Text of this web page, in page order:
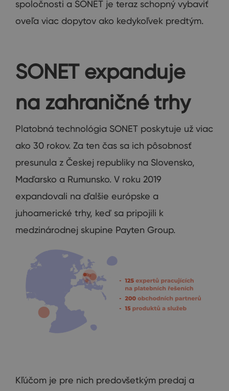
spoločnosti a SONET je teraz schopný vybaviť
oveľa viac dopytov ako kedykoľvek predtým.
SONET expanduje
na zahraničné trhy
Platobná technológia SONET poskytuje už viac
ako 30 rokov. Za ten čas sa ich pôsobnosť
presunula z Českej republiky na Slovensko,
Maďarsko a Rumunsko. V roku 2019
expandovali na ďalšie európske a
juhoamerické trhy, keď sa pripojili k
medzinárodnej skupine Payten Group.
Kľúčom je pre nich predovšetkým predaj a